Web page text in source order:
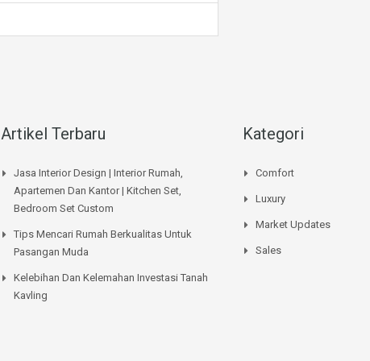
Artikel Terbaru
Jasa Interior Design | Interior Rumah,
Apartemen Dan Kantor | Kitchen Set,
Bedroom Set Custom
Tips Mencari Rumah Berkualitas Untuk
Pasangan Muda
Kelebihan Dan Kelemahan Investasi Tanah
Kavling
Kategori
Comfort
Luxury
Market Updates
Sales